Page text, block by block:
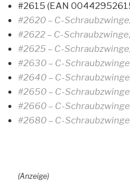
#2615 (EAN
#2620 – C-
#2622 – C-Schraubzwinge,
#2625 – C-Schraubzwinge,
#2630 – C-
#2640 – C-
#2650 – C-
#2660 – C-
#2680 – C-
(Anzeige)